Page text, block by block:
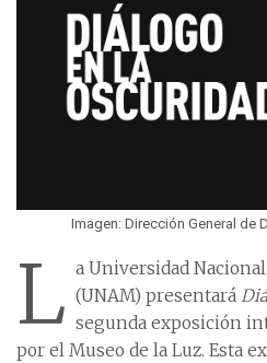
Imagen: Dirección General de
L a Universidad
(UNAM) presentará
segunda exposición
por el Museo de la Luz. Esta